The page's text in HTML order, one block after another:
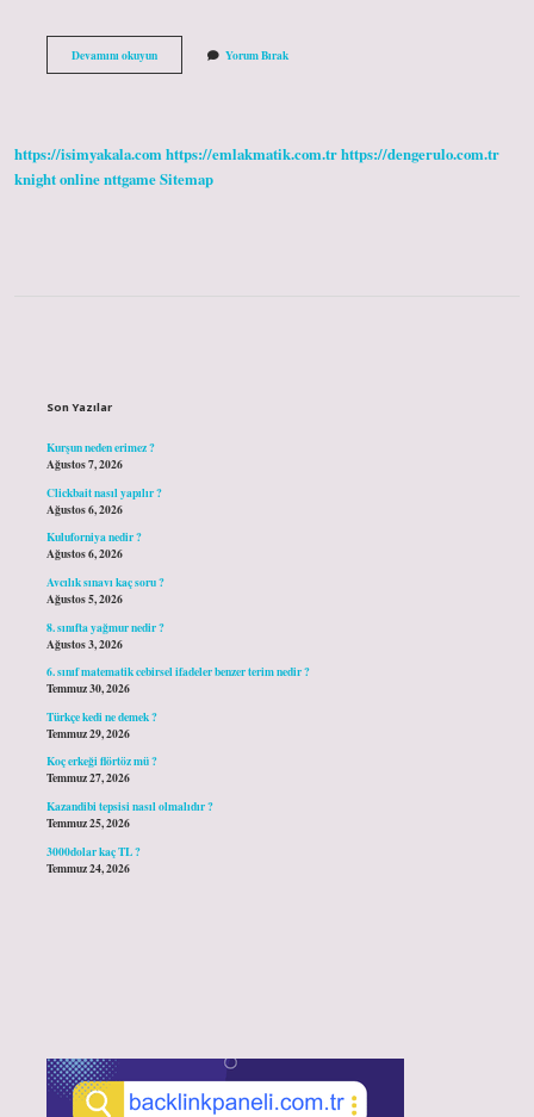
Devamını okuyunRanfor
Ne
Yorum Bırak
https://isimyakala.comhttps://emlakmatik.com.trhttps://dengerulo.com.tr
knight onlinenttgameSitemap
Son Yazılar
Kurşun neden erimez ?
Ağustos 7, 2026
Clickbait nasıl yapılır ?
Ağustos 6, 2026
Kuluforniya nedir ?
Ağustos 6, 2026
Avcılık sınavı kaç soru ?
Ağustos 5, 2026
8. sınıfta yağmur nedir ?
Ağustos 3, 2026
6. sınıf matematik cebirsel ifadeler benzer terim nedir ?
Temmuz 30, 2026
Türkçe kedi ne demek ?
Temmuz 29, 2026
Koç erkeği flörtöz mü ?
Temmuz 27, 2026
Kazandibi tepsisi nasıl olmalıdır ?
Temmuz 25, 2026
3000dolar kaç TL ?
Temmuz 24, 2026